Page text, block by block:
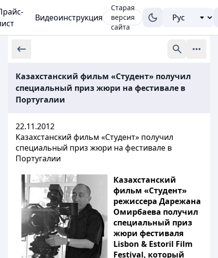
Видеоинструкция
Старая
версия
сайта
Казахстанский фильм «Студент» получил
специальный приз жюри на фестивале в
Португалии
22.11.2012
Казахстанский фильм «Студент» получил
специальный приз жюри на фестивале в
Португалии
Казахстанский
фильм «Студент»
режиссера Дарежана
Омирбаева получил
специальный приз
жюри фестиваля
Lisbon & Estoril Film
Festival, который